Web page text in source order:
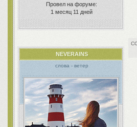
Провел на форуме:
1 месяц 11 дней
NEVERAINS
слова - ветер